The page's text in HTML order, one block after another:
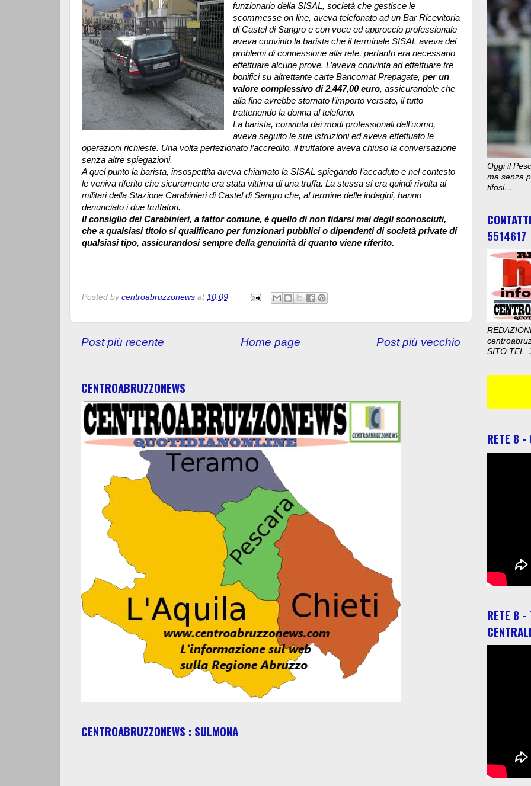
funzionario della SISAL, società che gestisce le
scommesse on line, aveva telefonato ad un Bar Ricevitoria
di Castel di Sangro e con voce ed approccio professionale
aveva convinto la barista che il terminale SISAL aveva dei
problemi di connessione alla rete, pertanto era necessario
effettuare alcune prove. L’aveva convinta ad effettuare tre
bonifici su altrettante carte Bancomat Prepagate, per un
valore complessivo di 2.447,00 euro, assicurandole che
alla fine avrebbe stornato l’importo versato, il tutto
trattenendo la donna al telefono.
La barista, convinta dai modi professionali dell’uomo,
aveva seguito le sue istruzioni ed aveva effettuato le
operazioni richieste. Una volta perfezionato l’accredito, il truffatore aveva chiuso la conversazione
senza altre spiegazioni.
A quel punto la barista, insospettita aveva chiamato la SISAL spiegando l’accaduto e nel contesto
le veniva riferito che sicuramente era stata vittima di una truffa. La stessa si era quindi rivolta ai
militari della Stazione Carabinieri di Castel di Sangro che, al termine delle indagini, hanno
denunciato i due truffatori.
Il consiglio dei Carabinieri, a fattor comune, è quello di non fidarsi mai degli sconosciuti,
che a qualsiasi titolo si qualificano per funzionari pubblici o dipendenti di società private di
qualsiasi tipo, assicurandosi sempre della genuinità di quanto viene riferito.
Posted by centroabruzzonews at 10:09
Post più recente Post più vecchio
Home page
CENTROABRUZZONEWS
CENTROABRUZZONEWS : SULMONA
Oggi il
ma senza
tifosi…
5514617
SITO TEL.
RETE 8 -
RETE 8 -